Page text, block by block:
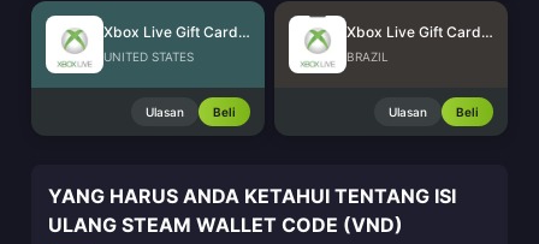
Xbox Live Gift Card (US)
UNITED STATES
Ulasan Beli
Xbox Live Gift Card (BR)
BRAZIL
Ulasan Beli
YANG HARUS ANDA KETAHUI TENTANG ISI
ULANG STEAM WALLET CODE (VND)